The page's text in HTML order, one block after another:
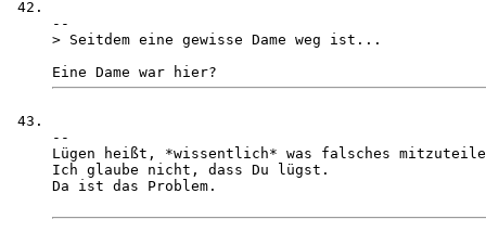
--
> Seitdem eine gewisse Dame weg ist...
--
Lügen heißt, *wissentlich* was falsches
Ich glaube nicht, dass Du lügst.
Da ist das Problem.